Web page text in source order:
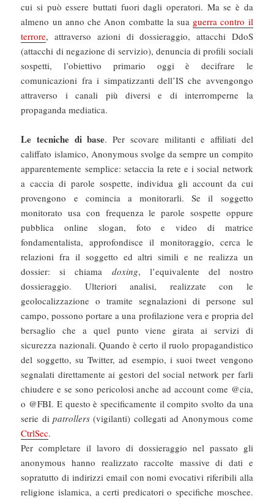
cui si può essere buttati fuori dagli operatori. Ma se è da
almeno un anno che Anon combatte la sua guerra contro il
terrore, attraverso azioni di dossieraggio, attacchi DdoS
(attacchi di negazione di servizio), denuncia di profili sociali
sospetti, l’obiettivo primario oggi è decifrare le
comunicazioni fra i simpatizzanti dell’IS che avvengongo
attraverso i canali più diversi e di interromperne la
propaganda mediatica.
Le tecniche di base. Per scovare militanti e affiliati del
califfato islamico, Anonymous svolge da sempre un compito
apparentemente semplice: setaccia la rete e i social network
a caccia di parole sospette, individua gli account da cui
provengono e comincia a monitorarli. Se il soggetto
monitorato usa con frequenza le parole sospette oppure
pubblica online slogan, foto e video di matrice
fondamentalista, approfondisce il monitoraggio, cerca le
relazioni fra il soggetto ed altri simili e ne realizza un
dossier: si chiama doxing, l’equivalente del nostro
dossieraggio. Ulteriori analisi, realizzate con le
geolocalizzazione o tramite segnalazioni di persone sul
campo, possono portare a una profilazione vera e propria del
bersaglio che a quel punto viene girata ai servizi di
sicurezza nazionali. Quando è certo il ruolo propagandistico
del soggetto, su Twitter, ad esempio, i suoi tweet vengono
segnalati direttamente ai gestori del social network per farli
chiudere e se sono pericolosi anche ad account come @cia,
o @FBI. E questo è specificamente il compito svolto da una
serie dipatrollers(vigilanti) collegati ad Anonymous come
CtrlSec.
Per completare il lavoro di dossieraggio nel passato gli
anonymous hanno realizzato raccolte massive di dati e
sopratutto di indirizzi email con nomi evocativi riferibili alla
religione islamica, a certi predicatori o specifiche moschee.